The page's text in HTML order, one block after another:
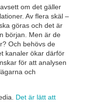
om det gäller
Av flera skäl –
göras och det är
början. Men är de
Och behövs de
kanaler ökar därför
för att analysen
och
Det är lätt att